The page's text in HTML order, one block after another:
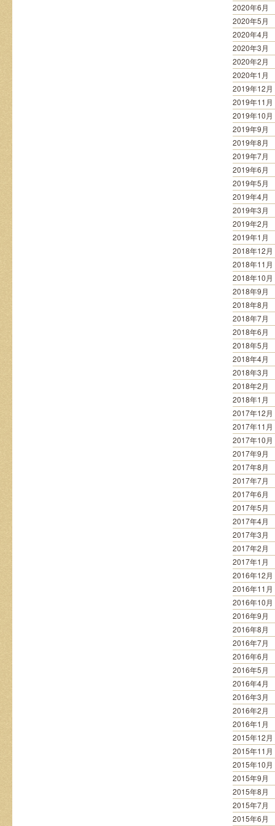
2020年6月
2020年5月
2020年4月
2020年3月
2020年2月
2020年1月
2019年12月
2019年11月
2019年10月
2019年9月
2019年8月
2019年7月
2019年6月
2019年5月
2019年4月
2019年3月
2019年2月
2019年1月
2018年12月
2018年11月
2018年10月
2018年9月
2018年8月
2018年7月
2018年6月
2018年5月
2018年4月
2018年3月
2018年2月
2018年1月
2017年12月
2017年11月
2017年10月
2017年9月
2017年8月
2017年7月
2017年6月
2017年5月
2017年4月
2017年3月
2017年2月
2017年1月
2016年12月
2016年11月
2016年10月
2016年9月
2016年8月
2016年7月
2016年6月
2016年5月
2016年4月
2016年3月
2016年2月
2016年1月
2015年12月
2015年11月
2015年10月
2015年9月
2015年8月
2015年7月
2015年6月